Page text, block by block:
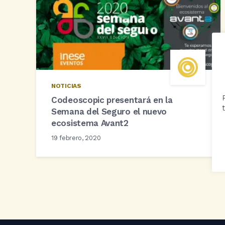
NOTICIAS
Codeoscopic presentará en la
Semana del Seguro el nuevo
ecosistema Avant2
19 febrero, 2020